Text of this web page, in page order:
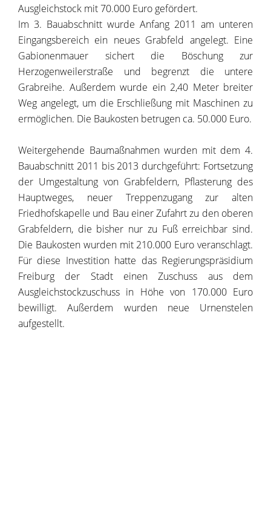
Ausgleichstock mit 70.000 Euro gefördert.
Im 3. Bauabschnitt wurde Anfang 2011 am unteren
Eingangsbereich ein neues Grabfeld angelegt. Eine
Gabionenmauer sichert die Böschung zur
Herzogenweilerstraße und begrenzt die untere
Grabreihe. Außerdem wurde ein 2,40 Meter breiter
Weg angelegt, um die Erschließung mit Maschinen zu
ermöglichen. Die Baukosten betrugen ca. 50.000 Euro.
Weitergehende Baumaßnahmen wurden mit dem 4.
Bauabschnitt 2011 bis 2013 durchgeführt: Fortsetzung
der Umgestaltung von Grabfeldern, Pflasterung des
Hauptweges, neuer Treppenzugang zur alten
Friedhofskapelle und Bau einer Zufahrt zu den oberen
Grabfeldern, die bisher nur zu Fuß erreichbar sind.
Die Baukosten wurden mit 210.000 Euro veranschlagt.
Für diese Investition hatte das Regierungspräsidium
Freiburg der Stadt einen Zuschuss aus dem
Ausgleichstockzuschuss in Höhe von 170.000 Euro
bewilligt. Außerdem wurden neue Urnenstelen
aufgestellt.